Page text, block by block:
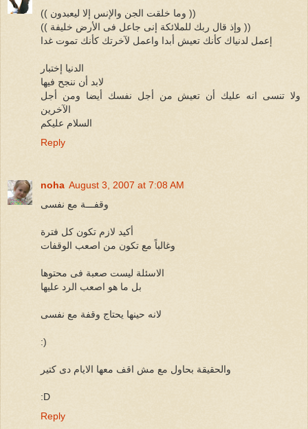
(( وما خلقت الجن والإنس إلا ليعبدون ))
(( وإذ قال ربك للملائكة إنى جاعل فى الأرض خليفة ))
إعمل لدنياك كأنك تعيش أبدا واعمل لآخرتك كأنك تموت غدا
الدنيا إختبار
لابد أن ننجح فيها
ولا تنسى انه عليك أن تعيش من أجل نفسك أيضا ومن أجل
الآخرين
السلام عليكم
Reply
noha August 3, 2007 at 7:08 AM
وقفـــة مع نفسى
أكيد لازم تكون كل فترة
وغالباً مع تكون من اصعب الوقفات
الاسئلة ليست صعبة فى محتوها
بل ما هو اصعب الرد عليها
لانه حينها يحتاج وقفة مع نفسى
:)
والحقيقة بحاول مع مش اقف معها الايام دى كتير
:D
Reply